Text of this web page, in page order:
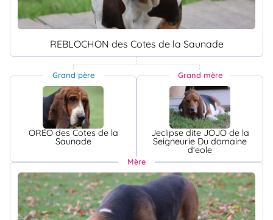
REBLOCHON des Cotes de la Saunade
Grand père
ORÉO des Cotes de la
Saunade
Grand mère
Jeclipse dite JOJO de la
Seigneurie Du domaine
d'eole
Mère